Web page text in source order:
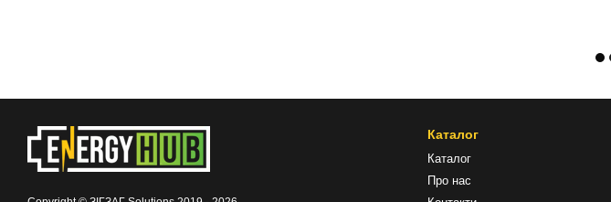
Каталог
Каталог
Про нас